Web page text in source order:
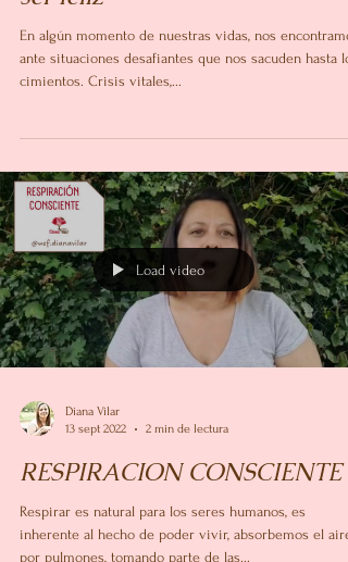
ser feliz
En algún momento de nuestras vidas, nos
Load video
Diana Vilar
13 sept 2022
2 min de lectura
RESPIRACION CONSCIENTE